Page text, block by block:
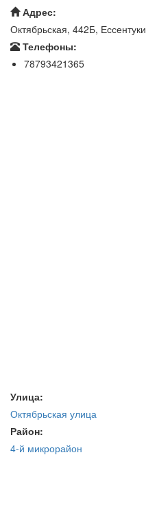
Адрес:
Октябрьская, 442Б, Ессентуки
Телефоны:
78793421365
Улица:
Октябрьская улица
Район:
4-й микрорайон